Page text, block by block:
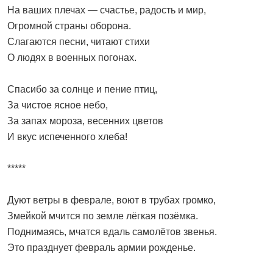
На ваших плечах — счастье, радость и мир,
Огромной страны оборона.
Слагаются песни, читают стихи
О людях в военных погонах.
Спасибо за солнце и пение птиц,
За чистое ясное небо,
За запах мороза, весенних цветов
И вкус испеченного хлеба!
*****
Дуют ветры в феврале, воют в трубах громко,
Змейкой мчится по земле лёгкая позёмка.
Поднимаясь, мчатся вдаль самолётов звенья.
Это празднует февраль армии рожденье.